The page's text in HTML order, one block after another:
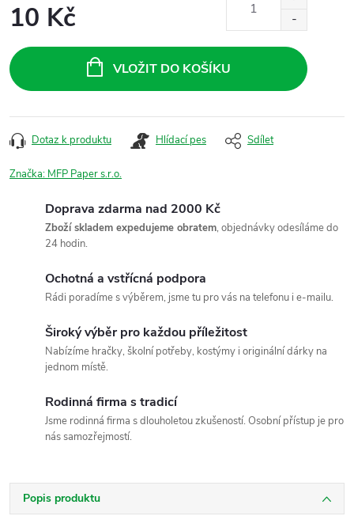
10 Kč
cena:
VLOŽIT DO KOŠÍKU
Dotaz k produktu Hlídací pes Sdílet
Značka: MFP Paper s.r.o.
Doprava zdarma nad 2000 Kč
Zboží skladem expedujeme obratem, objednávky odesíláme do
24 hodin.
Ochotná a vstřícná podpora
Rádi poradíme s výběrem, jsme tu pro vás na telefonu i e-mailu.
Široký výběr pro každou příležitost
Nabízíme hračky, školní potřeby, kostýmy i originální dárky na
jednom místě.
Rodinná firma s tradicí
Jsme rodinná firma s dlouholetou zkušeností. Osobní přístup je pro
nás samozřejmostí.
Popis produktu